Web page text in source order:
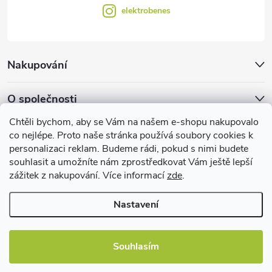
Chtěli bychom, aby se Vám na našem e-shopu nakupovalo
co nejlépe. Proto naše stránka používá soubory cookies k
personalizaci reklam. Budeme rádi, pokud s nimi budete
souhlasit a umožníte nám zprostředkovat Vám ještě lepší
zážitek z nakupování. Více informacízde.
Nastavení
Souhlasím
Nakupování
O společnosti
Facebook
elektrobenes
Užitečné informace